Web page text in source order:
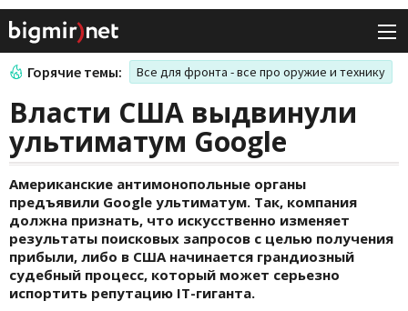
Горячие темы: Все для фронта - все про оружие и технику
Власти США выдвинули
ультиматум Google
Американские антимонопольные органы
предъявили Google ультиматум. Так, компания
должна признать, что искусственно изменяет
результаты поисковых запросов с целью получения
прибыли, либо в США начинается грандиозный
судебный процесс, который может серьезно
испортить репутацию IT-гиганта.